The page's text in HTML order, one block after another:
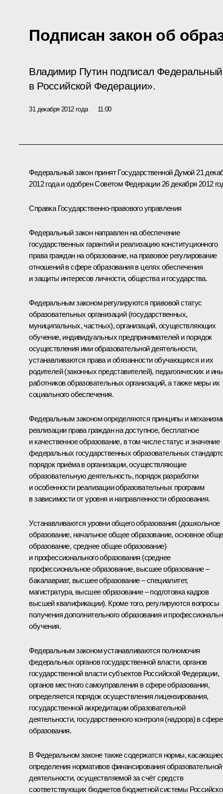
Подписан закон об
Владимир Путин подписал
в Российской Федерации».
31 декабря 2012 года 11:00
Федеральный закон принят Государственной Думой 21
2012 года и одобрен Советом Федерации 26 декабря 2012
Справка Государственно-правового управления
Федеральный закон направлен на обеспечение
государственных гарантий и реализацию конституционного
права граждан на образование, на правовое регулирование
отношений в сфере образования в целях обеспечения
и защиты интересов личности, общества и государства.
Федеральным законом регулируются правовой статус
образовательных организаций (государственных,
муниципальных, частных), организаций, осуществляющих
обучение, индивидуальных предпринимателей и порядок
осуществления ими образовательной деятельности,
устанавливаются права и обязанности обучающихся и их
родителей (законных представителей), педагогических и
работников образовательных организаций, а также меры их
социального обеспечения.
Федеральным законом определяются принципы и
реализации права граждан на доступное, бесплатное
и качественное образование, в том числе статус и значение
федеральных государственных образовательных
порядок приёма в организации, осуществляющие
образовательную деятельность, порядок разработки
и особенности реализации образовательных программ
в зависимости от уровня и направленности образования.
Устанавливаются уровни общего образования (дошкольное
образование, начальное общее образование, основное
образование, среднее общее образование)
и профессионального образования (среднее
профессиональное образование, высшее образование –
бакалавриат, высшее образование – специалитет,
магистратура, высшее образование – подготовка кадров
высшей квалификации). Кроме того, регулируются вопросы
получения дополнительного образования и
обучения.
Федеральным законом устанавливаются полномочия
федеральных органов государственной власти, органов
государственной власти субъектов Российской Федерации,
органов местного самоуправления в сфере образования,
определяется порядок осуществления лицензирования,
государственной аккредитации образовательной
деятельности, государственного контроля (надзора) в сфере
образования.
В Федеральном законе также содержатся нормы,
определения нормативов финансирования образовательной
деятельности, осуществляемой за счёт средств
соответствующих бюджетов бюджетной системы